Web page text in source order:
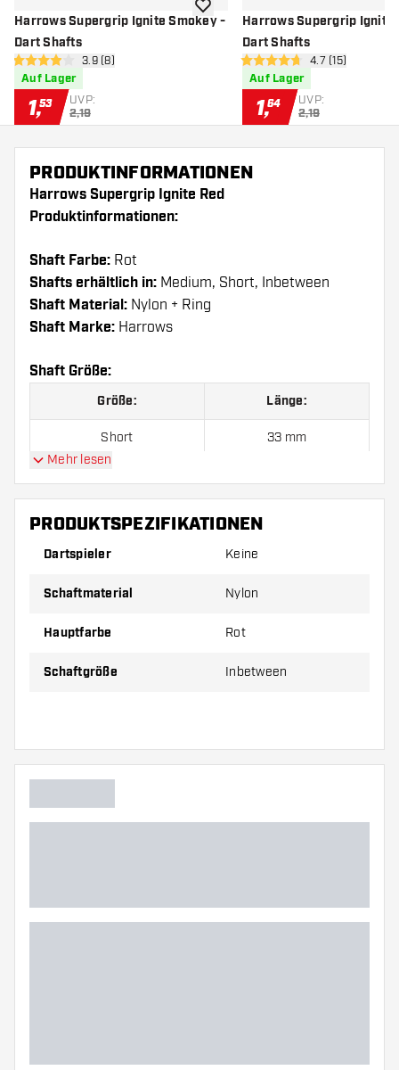
Harrows Supergrip Ignite Smokey -
Dart Shafts
Bewertungsbereich öffnen
3.9 Bewertungssterne
3.9 (8)
Auf Lager
1,53 UVP:
2,19
Zur Wunschliste hinzufügen
Harrows Supergrip Ignite
Dart Shafts
4.7 Bewertungssterne
4.7 (15)
Auf Lager
1,64 UVP:
2,19
PRODUKTINFORMATIONEN
Harrows Supergrip Ignite Red
Produktinformationen:
Shaft Farbe: Rot
Shafts erhältlich in: Medium, Short, Inbetween
Shaft Material: Nylon + Ring
Shaft Marke: Harrows
Shaft Größe:
Größe: Länge:
Short 33 mm
Mehr lesen
PRODUKTSPEZIFIKATIONEN
Dartspieler Keine
Schaftmaterial Nylon
Hauptfarbe Rot
Schaftgröße Inbetween